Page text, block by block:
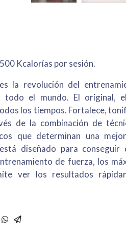
Kcalorías por sesión.
es la revolución del
todo el mundo. El original,
los tiempos. Fortalece,
de la combinación de
que determinan una
diseñado para
de fuerza, los
ver los resultados